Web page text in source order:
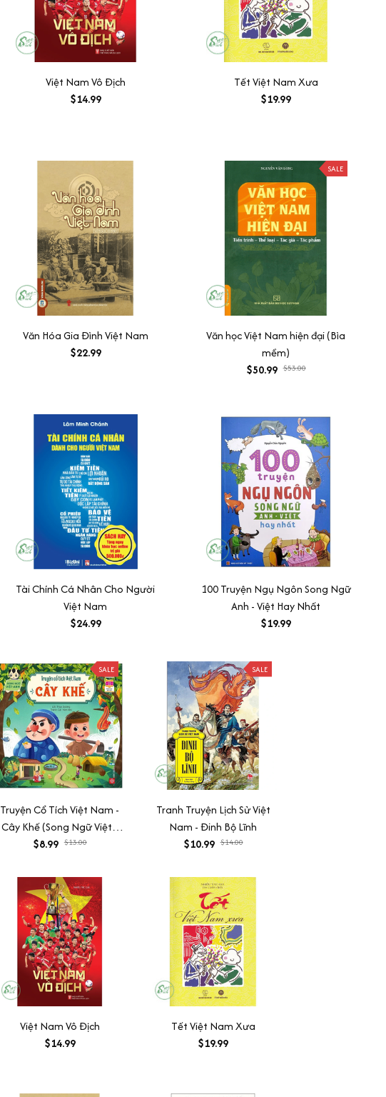
Việt Nam Vô Địch
$14.99
Tết Việt Nam Xưa
$19.99
Văn Hóa Gia Đình Việt Nam
$22.99
SALE
Văn học Việt Nam hiện đại (Bìa
mềm)
$50.99 $53.00
Tài Chính Cá Nhân Cho Người
Việt Nam
$24.99
100 Truyện Ngụ Ngôn Song Ngữ
Anh - Việt Hay Nhất
$19.99
SALE
Truyện Cổ Tích Việt Nam -
Cây Khế (Song Ngữ Việt -
Anh)
$8.99 $13.00
SALE
Tranh Truyện Lịch Sử Việt
Nam - Đinh Bộ Lĩnh
$10.99 $14.00
Việt Nam Vô Địch
$14.99
Tết Việt Nam Xưa
$19.99